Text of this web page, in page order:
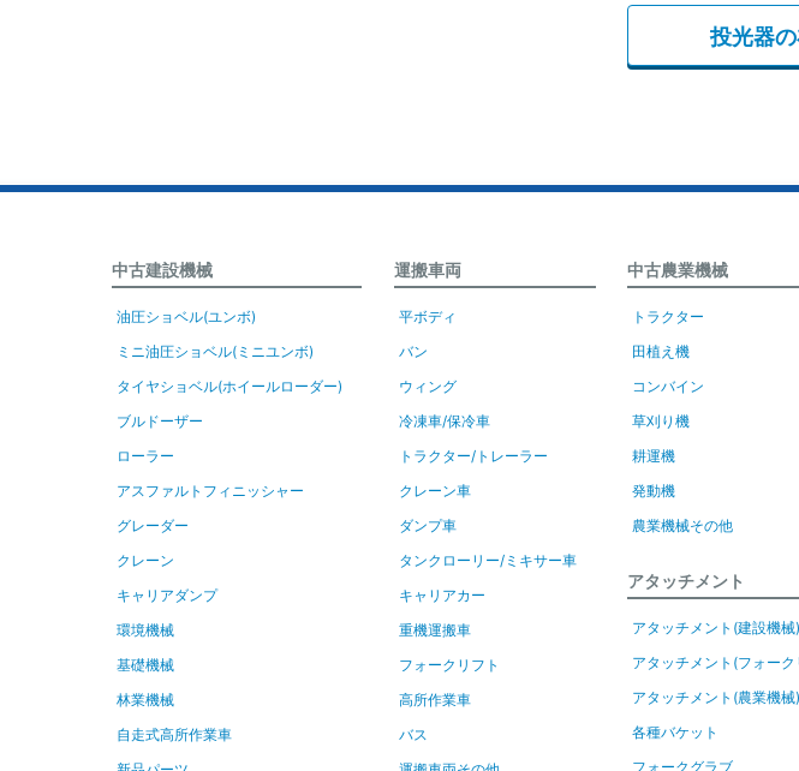
投光器
中古建設機械
油圧ショベル(ユンボ)
ミニ油圧ショベル(ミニユンボ)
タイヤショベル(ホイールローダー)
ブルドーザー
ローラー
アスファルトフィニッシャー
グレーダー
クレーン
キャリアダンプ
環境機械
基礎機械
林業機械
自走式高所作業車
運搬車両
平ボディ
バン
ウィング
冷凍車/保冷車
トラクター/トレーラー
クレーン車
ダンプ車
タンクローリー/ミキサー車
キャリアカー
重機運搬車
フォークリフト
高所作業車
バス
中古農業機械
トラクター
田植え機
コンバイン
草刈り機
耕運機
発動機
農業機械その他
アタッチメント
アタッチメント(建設機械)
アタッチメント(フォーク
アタッチメント(農業機械)
各種バケット
フォークグラブ